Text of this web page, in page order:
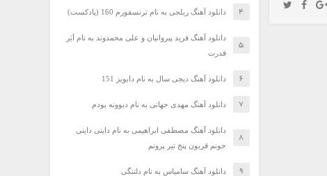
دانلود آهنگ ریلجی به نام ترنسفورم 160 (پادکست)
دانلود آهنگ فرید پیروانیان و علی محمدوند به نام اَبَر
قدرت
دانلود آهنگ دیجی سال به نام دابویز 151
دانلود آهنگ مهدی جهانی به نام دیوونه بودم
دانلود آهنگ مصطفی ابراهیمی به نام داینی داینی
جونم قربون پنج تیر پرونم
دانلود آهنگ سامیاس به نام دلتنگی